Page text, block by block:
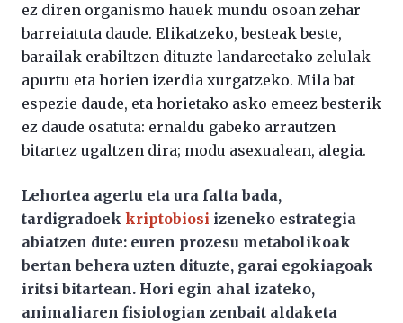
ez diren organismo hauek mundu osoan zehar
barreiatuta daude. Elikatzeko, besteak beste,
barailak erabiltzen dituzte landareetako zelulak
apurtu eta horien izerdia xurgatzeko. Mila bat
espezie daude, eta horietako asko emeez besterik
ez daude osatuta: ernaldu gabeko arrautzen
bitartez ugaltzen dira; modu asexualean, alegia.
Lehortea agertu eta ura falta bada,
tardigradoek kriptobiosi izeneko estrategia
abiatzen dute: euren prozesu metabolikoak
bertan behera uzten dituzte, garai egokiagoak
iritsi bitartean. Hori egin ahal izateko,
animaliaren fisiologian zenbait aldaketa